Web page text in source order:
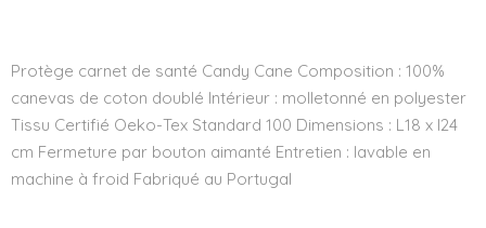
Protège carnet de santé Candy Cane Composition : 100%
canevas de coton doublé Intérieur : molletonné en polyester
Tissu Certifié Oeko-Tex Standard 100 Dimensions : L18 x l24
cm Fermeture par bouton aimanté Entretien : lavable en
machine à froid Fabriqué au Portugal